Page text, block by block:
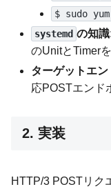
$ sudo
systemd の知
のUnitとTimer
ターゲットエ
応POSTエンド
2. 実装
HTTP/3 POSTリク